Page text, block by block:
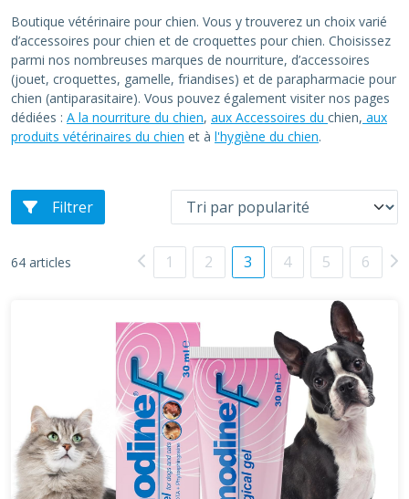
Boutique vétérinaire pour chien. Vous y trouverez un choix varié
d’accessoires pour chien et de croquettes pour chien. Choisissez
parmi nos nombreuses marques de nourriture, d’accessoires
(jouet, croquettes, gamelle, friandises) et de parapharmacie pour
chien (antiparasitaire). Vous pouvez également visiter nos pages
dédiées : A la nourriture du chien, aux Accessoires du chien, aux
produits vétérinaires du chien et à l'hygiène du chien.
Filtrer
64 articles 1 2 3 4 5 6